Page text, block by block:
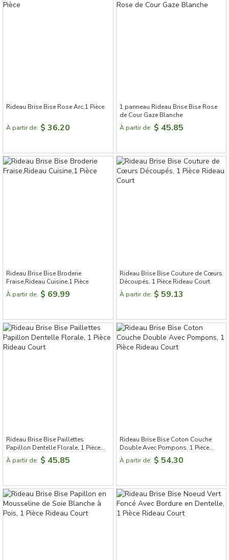
Rideau Brise Bise Rose Arc,1 Pièce
À partir de: $ 36.20
1 panneau Rideau Brise Bise Rose
de Cour Gaze Blanche
À partir de: $ 45.85
Rideau Brise Bise Broderie
Fraise,Rideau Cuisine,1 Pièce
À partir de: $ 69.99
Rideau Brise Bise Couture de Cœurs
Découpés, 1 Pièce Rideau Court
À partir de: $ 59.13
Rideau Brise Bise Paillettes
Papillon Dentelle Florale, 1 Pièce
Rideau Court
À partir de: $ 45.85
Rideau Brise Bise Coton Couche
Double Avec Pompons, 1 Pièce
Rideau Court
À partir de: $ 54.30